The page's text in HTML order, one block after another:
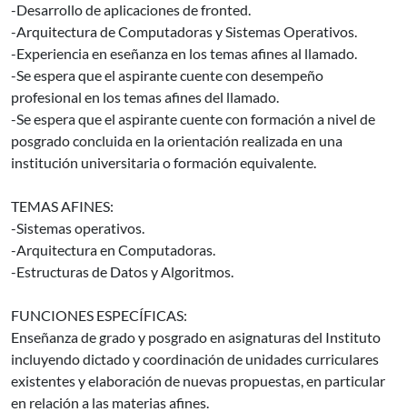
-Desarrollo de aplicaciones de fronted.
-Arquitectura de Computadoras y Sistemas Operativos.
-Experiencia en eseñanza en los temas afines al llamado.
-Se espera que el aspirante cuente con desempeño
profesional en los temas afines del llamado.
-Se espera que el aspirante cuente con formación a nivel de
posgrado concluida en la orientación realizada en una
institución universitaria o formación equivalente.
TEMAS AFINES:
-Sistemas operativos.
-Arquitectura en Computadoras.
-Estructuras de Datos y Algoritmos.
FUNCIONES ESPECÍFICAS:
Enseñanza de grado y posgrado en asignaturas del Instituto
incluyendo dictado y coordinación de unidades curriculares
existentes y elaboración de nuevas propuestas, en particular
en relación a las materias afines.